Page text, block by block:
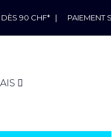
DÈS 90 CHF* | PAIEMENT